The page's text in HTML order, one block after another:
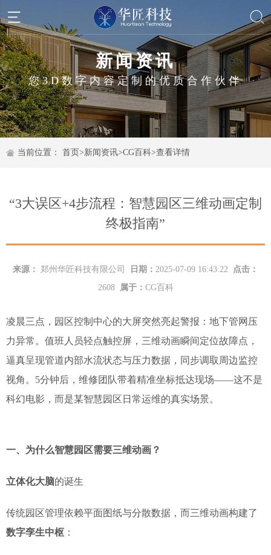
新闻资讯
您3D数字内容定制的优质合作伙伴
当前位置： 首页>新闻资讯>CG百科>查看详情
“3大误区+4步流程：智慧园区三维动画定制
终极指南”
来源： 郑州华匠科技有限公司 日期： 2025-07-09 16:43:22
点击：
2608
属于： CG百科
凌晨三点，园区控制中心的大屏突然亮起警报：地下管网压
力异常。值班人员轻点触控屏，三维动画瞬间定位故障点，
逼真呈现管道内部水流状态与压力数据，同步调取周边监控
视角。5分钟后，维修团队带着精准坐标抵达现场——这不是
科幻电影，而是某智慧园区日常运维的真实场景。
一、为什么智慧园区需要三维动画？
立体化大脑的诞生
传统园区管理依赖平面图纸与分散数据，而三维动画构建了
数字孪生中枢 ：